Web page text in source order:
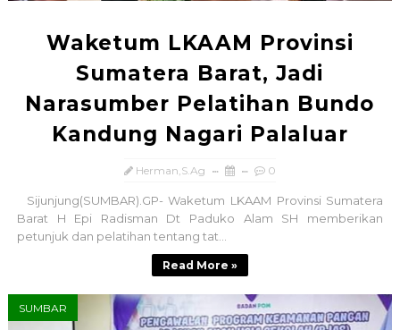
Waketum LKAAM Provinsi
Sumatera Barat, Jadi
Narasumber Pelatihan Bundo
Kandung Nagari Palaluar
Herman,S.Ag 0
Sijunjung(SUMBAR).GP- Waketum LKAAM Provinsi Sumatera
Barat H Epi Radisman Dt Paduko Alam SH memberikan
petunjuk dan pelatihan tentang tat...
Read More »
SUMBAR